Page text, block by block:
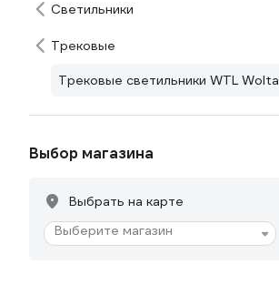
Светильники
Трековые
Трековые светильники WTL Wolta
Выбор магазина
Выбрать на карте
Выберите магазин